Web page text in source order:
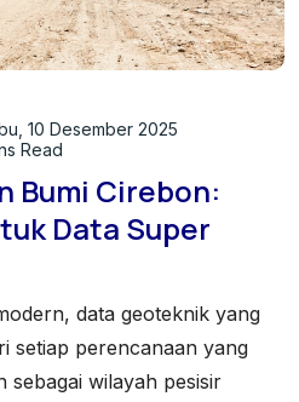
10 Desember 2025
Read
Bumi Cirebon:
Data Super
data geoteknik yang
setiap perencanaan yang
sebagai wilayah pesisir